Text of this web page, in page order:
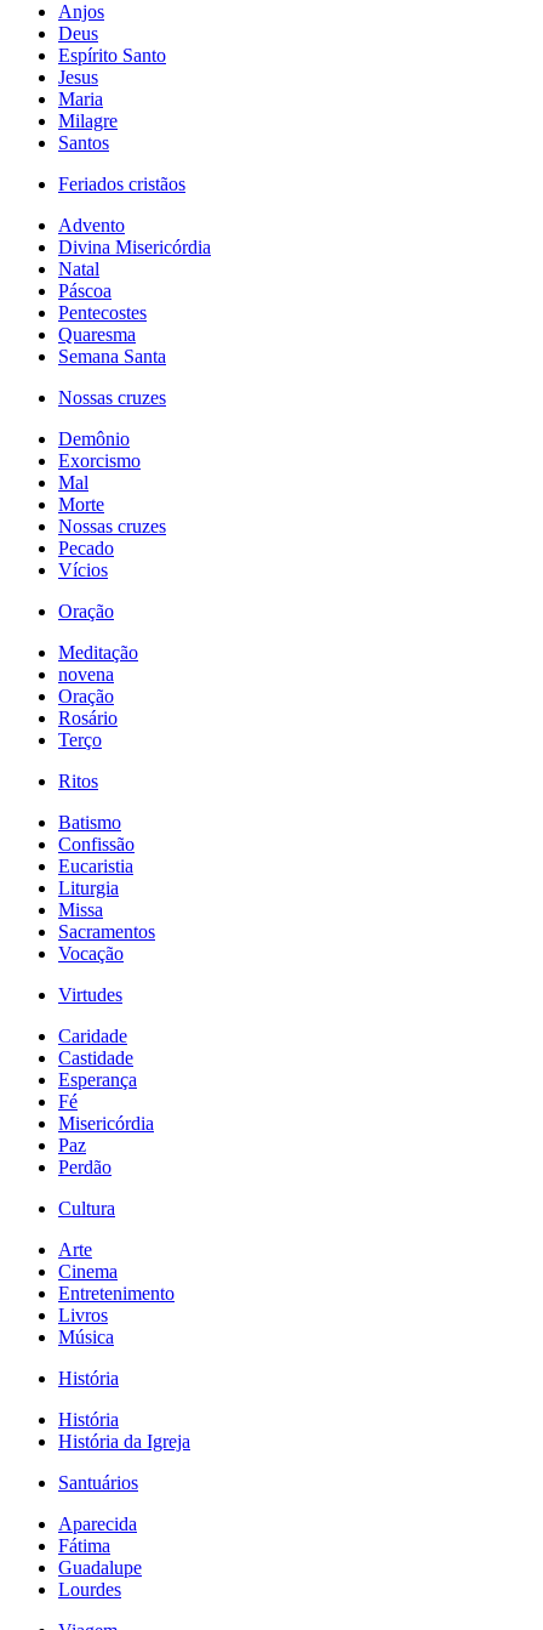
Anjos
Deus
Espírito Santo
Jesus
Maria
Milagre
Santos
Feriados cristãos
Advento
Divina Misericórdia
Natal
Páscoa
Pentecostes
Quaresma
Semana Santa
Nossas cruzes
Demônio
Exorcismo
Mal
Morte
Nossas cruzes
Pecado
Vícios
Oração
Meditação
novena
Oração
Rosário
Terço
Ritos
Batismo
Confissão
Eucaristia
Liturgia
Missa
Sacramentos
Vocação
Virtudes
Caridade
Castidade
Esperança
Fé
Misericórdia
Paz
Perdão
Cultura
Arte
Cinema
Entretenimento
Livros
Música
História
História
História da Igreja
Santuários
Aparecida
Fátima
Guadalupe
Lourdes